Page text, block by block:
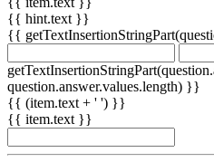
{{ hint.text }}
{{
question.answer.values.length) }}
{{ (item.text + ' ') }}
{{ item.text }}